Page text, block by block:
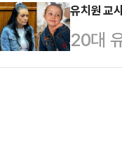
응답
르면,
옥상
상태였
유치원 교
20대
는 충